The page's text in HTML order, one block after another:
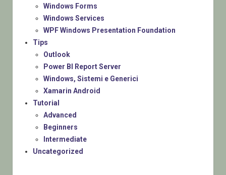
Windows Forms
Windows Services
WPF Windows Presentation Foundation
Tips
Outlook
Power BI Report Server
Windows, Sistemi e Generici
Xamarin Android
Tutorial
Advanced
Beginners
Intermediate
Uncategorized